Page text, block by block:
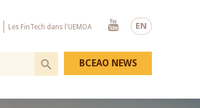
EN
Les FinTech dans l'UEMOA
Youtube
BCEAO NEWS